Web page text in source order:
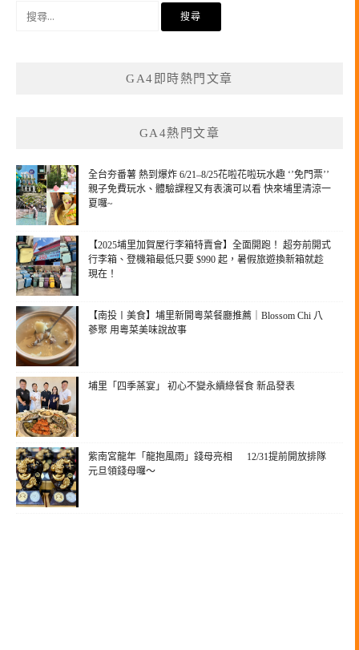
GA4即時熱門文章
GA4熱門文章
全台夯番薯 熱到爆炸 6/21–8/25花啦花啦玩水趣 ‘’免門票’’
親子免費玩水、體驗課程又有表演可以看 快來埔里清涼一
夏囉~
【2025埔里加賀屋行李箱特賣會】全面開跑！ 超夯前開式
行李箱、登機箱最低只要 $990 起，暑假旅遊換新箱就趁
現在！
【南投〡美食】埔里新開粵菜餐廳推薦｜Blossom Chi 八
蔘聚 用粵菜美味說故事
埔里「四季蒸宴」 初心不變永續綠餐食 新品發表
紫南宮龍年「龍抱風雨」錢母亮相 12/31提前開放排隊
元旦領錢母囉～